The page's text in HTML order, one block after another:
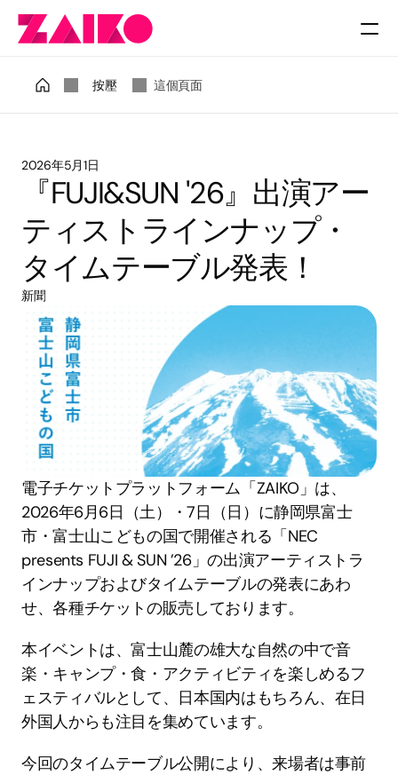
按壓 這個頁面
2026年5月1日
『FUJI&SUN '26』出演アー
ティストラインナップ・
タイムテーブル発表！
新聞
電子チケットプラットフォーム「ZAIKO」は、
2026年6月6日（土）・7日（日）に静岡県富士
市・富士山こどもの国で開催される「NEC
presents FUJI & SUN ’26」の出演アーティストラ
インナップおよびタイムテーブルの発表にあわ
せ、各種チケットの販売しております。
本イベントは、富士山麓の雄大な自然の中で音
楽・キャンプ・食・アクティビティを楽しめるフ
ェスティバルとして、日本国内はもちろん、在日
外国人からも注目を集めています。
今回のタイムテーブル公開により、来場者は事前